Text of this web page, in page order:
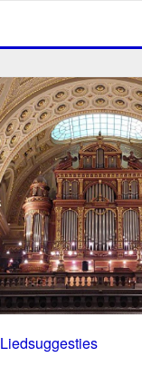
Liedsuggesties